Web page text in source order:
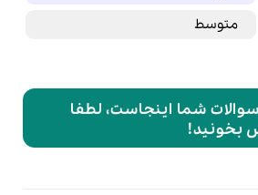
متوسط
شما اینجاست، لطفا
بخونید!